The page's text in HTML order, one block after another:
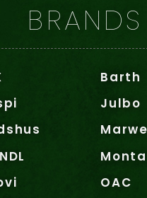
BRANDS
Barth
Julbo
Marwe
OAC